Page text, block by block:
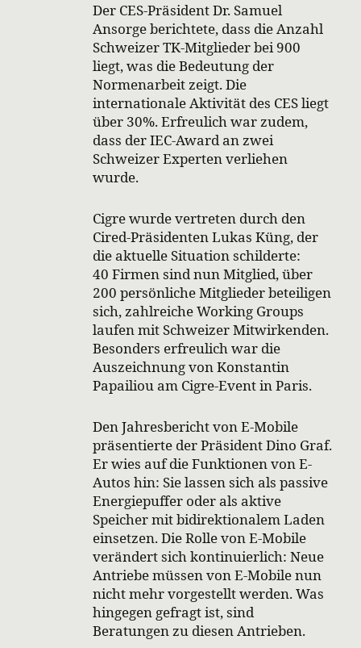
Der CES-Präsident Dr. Samuel
Ansorge berichtete, dass die Anzahl
Schweizer TK-Mitglieder bei 900
liegt, was die Bedeutung der
Normenarbeit zeigt. Die
internationale Aktivität des CES liegt
über 30%. Erfreulich war zudem,
dass der IEC-Award an zwei
Schweizer Experten verliehen
wurde.
Cigre wurde vertreten durch den
Cired-Präsidenten Lukas Küng, der
die aktuelle Situation schilderte:
40 Firmen sind nun Mitglied, über
200 persönliche Mitglieder beteiligen
sich, zahlreiche Working Groups
laufen mit Schweizer Mitwirkenden.
Besonders erfreulich war die
Auszeichnung von Konstantin
Papailiou am Cigre-Event in Paris.
Den Jahresbericht von E-Mobile
präsentierte der Präsident Dino Graf.
Er wies auf die Funktionen von E-
Autos hin: Sie lassen sich als passive
Energiepuffer oder als aktive
Speicher mit bidirektionalem Laden
einsetzen. Die Rolle von E-Mobile
verändert sich kontinuierlich: Neue
Antriebe müssen von E-Mobile nun
nicht mehr vorgestellt werden. Was
hingegen gefragt ist, sind
Beratungen zu diesen Antrieben.